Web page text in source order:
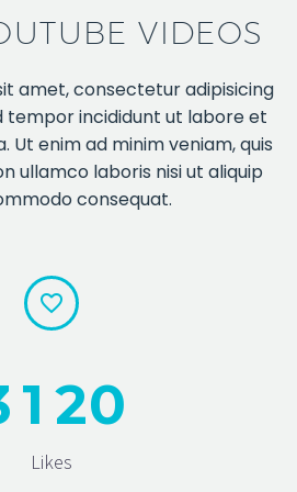
VIDEOS
amet, consectetur adipisicing
tempor incididunt ut labore et
Ut enim ad minim veniam, quis
ullamco laboris nisi ut aliquip
consequat.


1 20
Likes